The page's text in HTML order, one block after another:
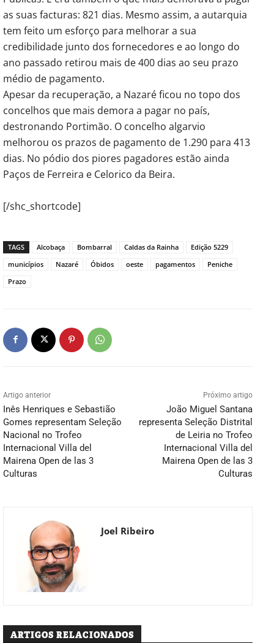
as suas facturas: 821 dias. Mesmo assim, a autarquia
tem feito um esforço para melhorar a sua
credibilidade junto dos fornecedores e ao longo do
ano passado retirou mais de 400 dias ao seu prazo
médio de pagamento.
Apesar da recuperação, a Nazaré ficou no topo dos
concelhos que mais demora a pagar no país,
destronando Portimão. O concelho algarvio
melhorou os prazos de pagamento de 1.290 para 413
dias. No pódio dos piores pagadores estão ainda
Paços de Ferreira e Celorico da Beira.
[/shc_shortcode]
TAGS Alcobaça Bombarral Caldas da Rainha
Edição 5229
municípios
Nazaré Óbidos oeste pagamentos
Peniche
Prazo
Artigo anterior
Inês Henriques e Sebastião
Gomes representam Seleção
Nacional no Trofeo
Internacional Villa del
Mairena Open de las 3
Culturas
Próximo artigo
João Miguel Santana
representa Seleção Distrital
de Leiria no Trofeo
Internacional Villa del
Mairena Open de las 3
Culturas
Joel Ribeiro
ARTIGOS RELACIONADOS